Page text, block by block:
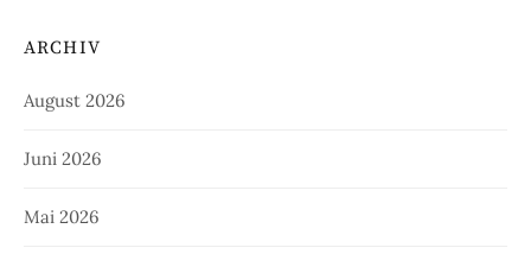
ARCHIV
August 2026
Juni 2026
Mai 2026